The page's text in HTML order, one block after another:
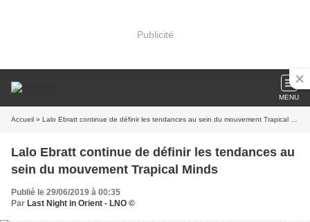
Publicité
MENU
Accueil » Lalo Ebratt continue de définir les tendances au sein du mouvement Trapical Minds
Lalo Ebratt continue de définir les tendances au
sein du mouvement Trapical Minds
Publié le 29/06/2019 à 00:35
Par Last Night in Orient - LNO ©